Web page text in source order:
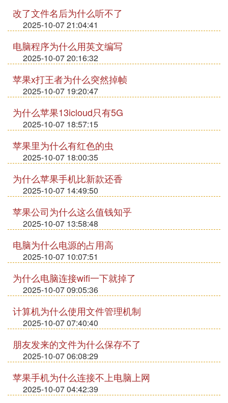
改了文件名后为什么听不了
2025-10-07 21:04:41
电脑程序为什么用英文编写
2025-10-07 20:16:32
苹果x打王者为什么突然掉帧
2025-10-07 19:20:47
为什么苹果13icloud只有5G
2025-10-07 18:57:15
苹果里为什么有红色的虫
2025-10-07 18:00:35
为什么苹果手机比新款还香
2025-10-07 14:49:50
苹果公司为什么这么值钱知乎
2025-10-07 13:58:48
电脑为什么电源的占用高
2025-10-07 10:07:51
为什么电脑连接wifi一下就掉了
2025-10-07 09:05:36
计算机为什么使用文件管理机制
2025-10-07 07:40:40
朋友发来的文件为什么保存不了
2025-10-07 06:08:29
苹果手机为什么连接不上电脑上网
2025-10-07 04:42:39